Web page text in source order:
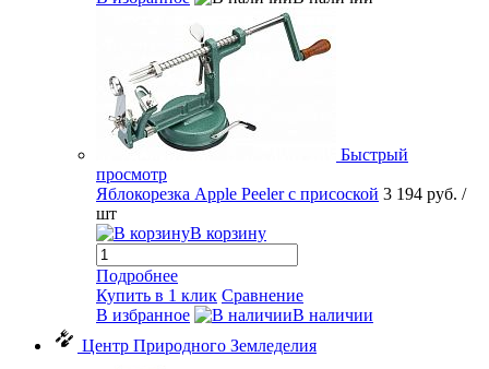
Быстрый
просмотр
Яблокорезка Apple Peeler с присоской 3 194 руб. /
шт
В корзину
Подробнее
Купить в 1 клик Сравнение
В избранное
В наличии
Центр Природного Земледелия